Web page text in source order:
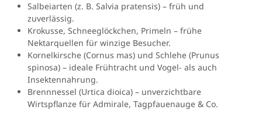
Salbeiarten (z. B. Salvia pratensis) – früh und
zuverlässig.
Krokusse, Schneeglöckchen, Primeln – frühe
Nektarquellen für winzige Besucher.
Kornelkirsche (Cornus mas) und Schlehe (Prunus
spinosa) – ideale Frühtracht und Vogel- als auch
Insektennahrung.
Brennnessel (Urtica dioica) – unverzichtbare
Wirtspflanze für Admirale, Tagpfauenauge & Co.